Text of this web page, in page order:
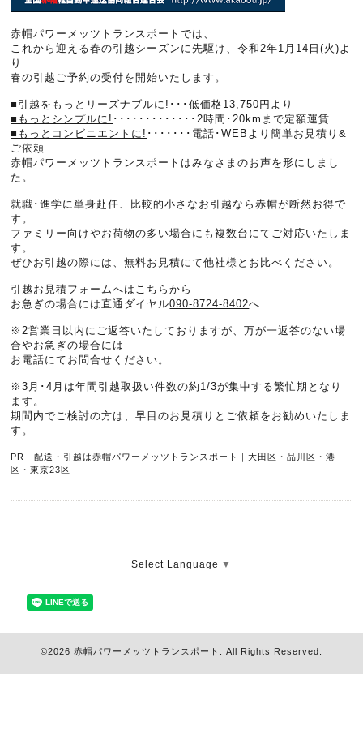
赤帽パワーメッツトランスポートでは、
これから迎える春の引越シーズンに先駆け、令和2年1月14日(火)よ
り
春の引越ご予約の受付を開始いたします。
■引越をもっとリーズナブルに! ･･･低価格13,750円より
■もっとシンプルに! ･････････････2時間･20kmまで定額運賃
■もっとコンビニエントに! ･･･････電話･WEBより簡単お見積り&
ご依頼
赤帽パワーメッツトランスポートはみなさまのお声を形にしまし
た。
就職･進学に単身赴任、比較的小さなお引越なら赤帽が断然お得で
す。
ファミリー向けやお荷物の多い場合にも複数台にてご対応いたしま
す。
ぜひお引越の際には、無料お見積にて他社様とお比べください。
引越お見積フォームへは こちらから
お急ぎの場合には直通ダイヤル090-8724-8402へ
※2営業日以内にご返答いたしておりますが、万が一返答のない場
合やお急ぎの場合には
お電話にてお問合せください。
※3月･4月は年間引越取扱い件数の約1/3が集中する繁忙期となり
ます。
期間内でご検討の方は、早目のお見積りとご依頼をお勧めいたしま
す。
PR 配送・引越は赤帽パワーメッツトランスポート｜大田区・品川区・港
区・東京23区
Select Language ▼
©2026 赤帽パワーメッツトランスポート . All Rights Reserved.